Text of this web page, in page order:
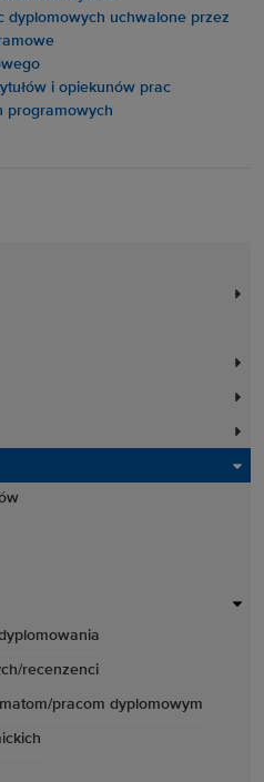
recenzenci
pracom dyplomowym
dyplomowych uchwalone przez
i opiekunów prac
programowych